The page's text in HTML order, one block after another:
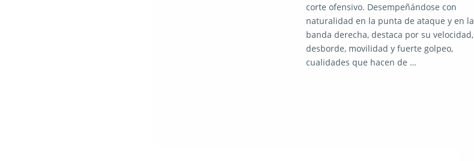
corte ofensivo. Desempeñándose con
naturalidad en la punta de ataque y en la
banda derecha, destaca por su velocidad,
desborde, movilidad y fuerte golpeo,
cualidades que hacen de …